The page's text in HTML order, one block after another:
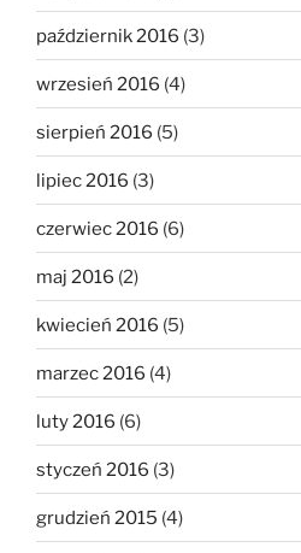
październik 2016 (3)
wrzesień 2016 (4)
sierpień 2016 (5)
lipiec 2016 (3)
czerwiec 2016 (6)
maj 2016 (2)
kwiecień 2016 (5)
marzec 2016 (4)
luty 2016 (6)
styczeń 2016 (3)
grudzień 2015 (4)